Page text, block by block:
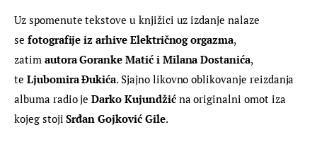
Uz spomenute tekstove u knjižici uz izdanje nalaze
se fotografije iz arhive Električnog orgazma,
zatim autora Goranke Matić i Milana Dostanića,
te Ljubomira Đukića. Sjajno likovno oblikovanje reizdanja
albuma radio je Darko Kujundžić na originalni omot iza
kojeg stoji Srđan Gojković Gile.